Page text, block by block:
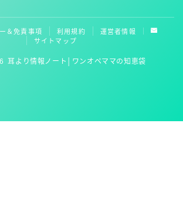
＆免責事項 利用規約
運営者情報
サイトマップ
耳より情報ノート│ワンオペママの知恵袋